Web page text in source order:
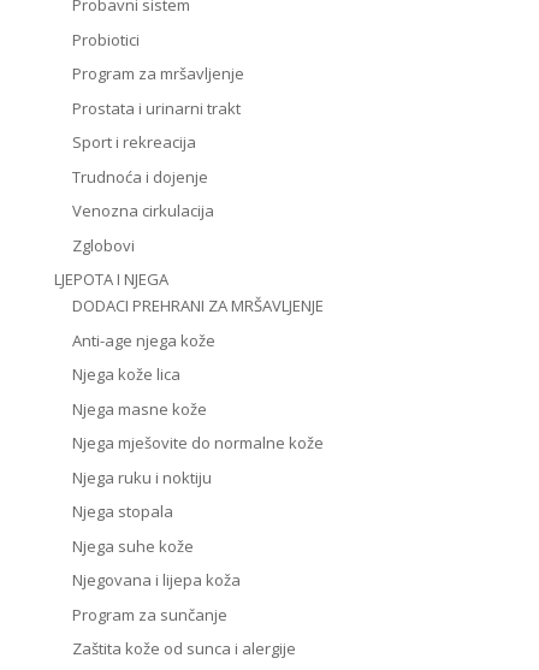
Probavni sistem
Probiotici
Program za mršavljenje
Prostata i urinarni trakt
Sport i rekreacija
Trudnoća i dojenje
Venozna cirkulacija
Zglobovi
LJEPOTA I NJEGA
DODACI PREHRANI ZA MRŠAVLJENJE
Anti-age njega kože
Njega kože lica
Njega masne kože
Njega mješovite do normalne kože
Njega ruku i noktiju
Njega stopala
Njega suhe kože
Njegovana i lijepa koža
Program za sunčanje
Zaštita kože od sunca i alergije